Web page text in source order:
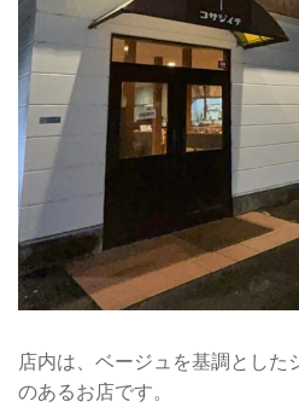
店内は、ベージュを基調とした
のあるお店です。